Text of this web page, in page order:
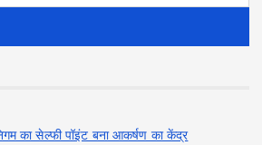
का सेल्फी पॉइंट बना आकर्षण का केंद्र